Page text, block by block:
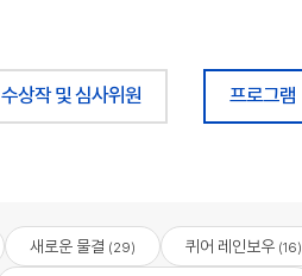
수상작 및 심사위원 프로그램
새로운 물결 (29) 퀴어 레인보우(16)